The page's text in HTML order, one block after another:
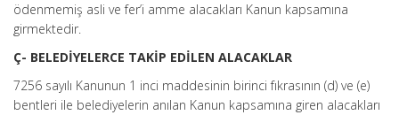
ödenmemiş asli ve fer’i amme alacakları Kanun kapsamına
girmektedir.
Ç- BELEDİYELERCE TAKİP EDİLEN ALACAKLAR
7256 sayılı Kanunun 1 inci maddesinin birinci fıkrasının (d) ve (e)
bentleri ile belediyelerin anılan Kanun kapsamına giren alacakları